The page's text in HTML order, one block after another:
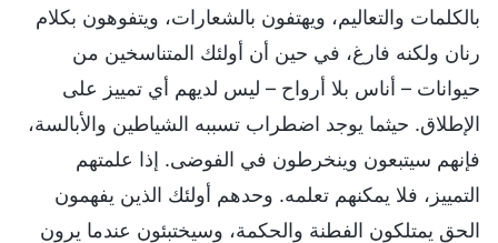
بالكلمات والتعاليم، ويهتفون بالشعارات، ويتفوهون بكلام
رنان ولكنه فارغ، في حين أن أولئك المتناسخين من
حيوانات – أناس بلا أرواح – ليس لديهم أي تمييز على
الإطلاق. حيثما يوجد اضطراب تسببه الشياطين والأبالسة،
فإنهم سيتبعون وينخرطون في الفوضى. إذا علمتهم
التمييز، فلا يمكنهم تعلمه. وحدهم أولئك الذين يفهمون
الحق يمتلكون الفطنة والحكمة، وسيختبئون عندما يرون